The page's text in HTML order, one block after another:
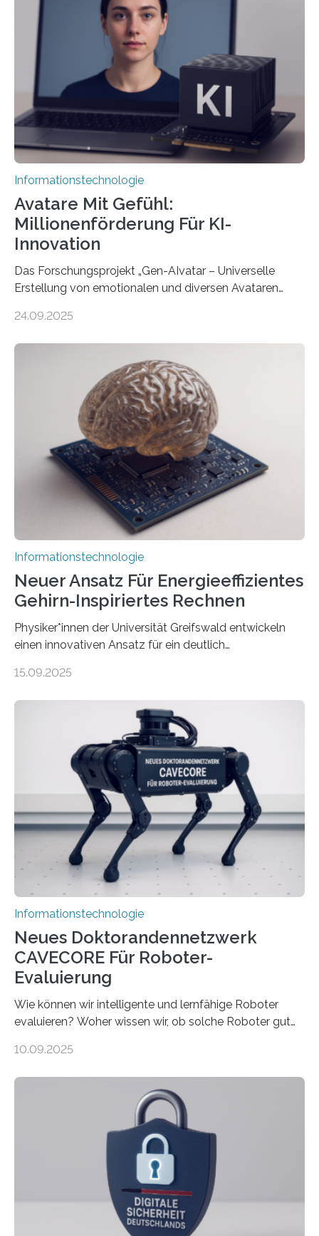
Informationstechnologie
Avatare Mit Gefühl:
Millionenförderung Für KI-
Innovation
Das Forschungsprojekt „Gen-AIvatar – Universelle
Erstellung von emotionalen und diversen Avataren
Förderung in Höhe von rund 2 Millionen Euro. Dabei
der Universität Bonn und der TH Köln gemeinsam mit
der MindPort GmbH eine neuartige, KI-gestützte
Lösung zur Erzeugung von Emotionen für realistische
Avatare. Gen-AIvatar entwickelt innovative und
kosteneffiziente Methoden, um lebensechte Avatare zu
erstellen. „Besonders wichtig ist uns eine ganzheitliche
Animation, bei der Stimme, Körperbewegung, Gestik
und Mimik im Einklang sind…
24.09.2025
Informationstechnologie
Neuer Ansatz Für Energieeffizientes
Gehirn-Inspiriertes Rechnen
Physiker*innen der Universität Greifswald entwickeln
einen innovativen Ansatz für ein deutlich
Lösungsweg ist inspiriert vom menschlichen Gehirn. Die
stellt die heutige Computertechnik vor
Herausforderungen. Herkömmliche Silizium-
Prozessoren stoßen an ihre Grenzen: Sie verbrauchen
viel Energie, die Speicher- und Verarbeitungseinheiten
sind voneinander getrennt und die Datenübertragung
bremst komplexe Anwendungen aus. Da KI-Modelle
immer größer werden und riesige Datenmengen
verarbeiten müssen, steigt der Bedarf an neuen
Rechenarchitekturen. Neben Quantencomputern
rücken dabei insbesondere…
15.09.2025
Informationstechnologie
Neues Doktorandennetzwerk
CAVECORE Für Roboter-
Evaluierung
Wie können wir intelligente und lernfähige Roboter
evaluieren? Woher wissen wir, ob solche Roboter gut
sich CAVECORE – ein neues Marie Skłodowska-Curie
koordiniert wird. Ab dem 1. September werden sich
über einen Zeitraum von vier Jahren insgesamt 15
Promovierende im Rahmen von CAVECORE mit
kognitiven Robotern beschäftigen – also mit Robotern,
die mittels Sensoren ihre Umgebung erfassen,
Informationen verarbeiten und häufig auch mit…
10.09.2025